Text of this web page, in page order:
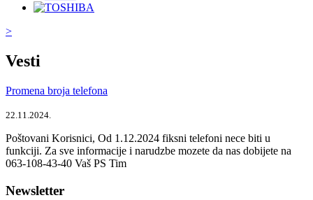
>
Vesti
Promena broja telefona
22.11.2024.
Poštovani Korisnici, Od 1.12.2024 fiksni telefoni nece biti u
funkciji. Za sve informacije i narudzbe mozete da nas dobijete na
063-108-43-40 Vaš PS Tim
Newsletter